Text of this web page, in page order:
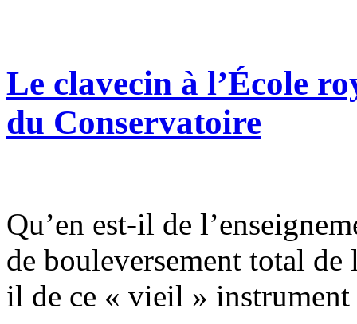
Le clavecin à l’École
du Conservatoire
Qu’en est-il de
de bouleversement total de
il de ce « vieil »